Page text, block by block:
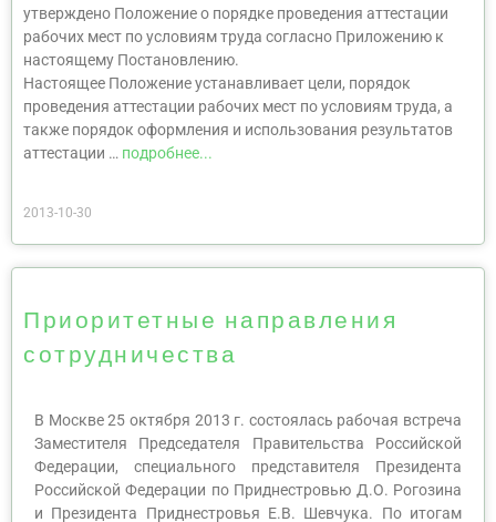
утверждено Положение о порядке проведения аттестации
рабочих мест по условиям труда согласно Приложению к
настоящему Постановлению.
Настоящее Положение устанавливает цели, порядок
проведения аттестации рабочих мест по условиям труда, а
также порядок оформления и использования результатов
аттестации … подробнее...
2013-10-30
Приоритетные направления
сотрудничества
В Москве 25 октября 2013 г. состоялась рабочая встреча
Заместителя Председателя Правительства Российской
Федерации, специального представителя Президента
Российской Федерации по Приднестровью Д.О. Рогозина
и Президента Приднестровья Е.В. Шевчука. По итогам